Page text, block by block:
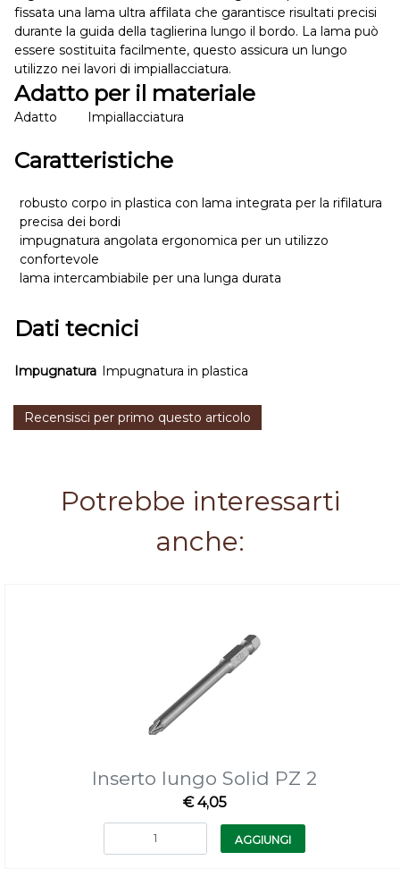
fissata una lama ultra affilata che garantisce risultati precisi
durante la guida della taglierina lungo il bordo. La lama può
essere sostituita facilmente, questo assicura un lungo
utilizzo nei lavori di impiallacciatura.
Adatto per il materiale
Adatto Impiallacciatura
Caratteristiche
robusto corpo in plastica con lama integrata per la rifilatura
precisa dei bordi
impugnatura angolata ergonomica per un utilizzo
confortevole
lama intercambiabile per una lunga durata
Dati tecnici
Impugnatura Impugnatura in plastica
Recensisci per primo questo articolo
Potrebbe interessarti
anche:
Inserto lungo Solid PZ 2
€ 4,05
Quantità
AGGIUNGI